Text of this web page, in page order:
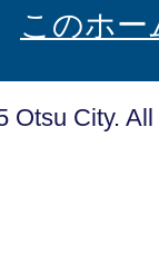
このホ
Otsu City.